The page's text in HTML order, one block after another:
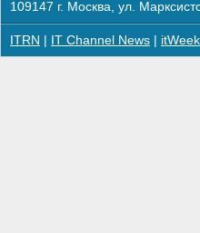
109147 г. Москва, ул.
ITRN IT Channel News itWeek